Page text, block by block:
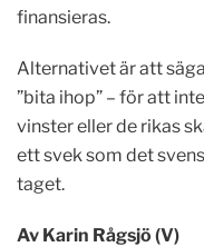
finansieras.
Alternativet är att
”bita ihop” – för att
vinster eller de rikas
ett svek som det
taget.
Av Karin Rågsjö (V)